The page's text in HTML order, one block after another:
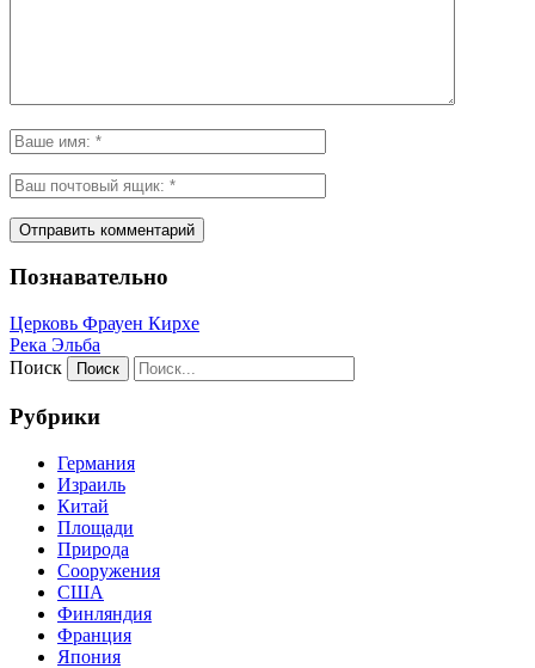
Познавательно
Церковь Фрауен Кирхе
Река Эльба
Поиск
Рубрики
Германия
Израиль
Китай
Площади
Природа
Сооружения
США
Финляндия
Франция
Япония